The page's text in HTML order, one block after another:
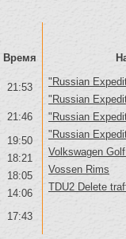
Время
21:53
21:46
19:50
18:21
18:05
14:06
17:43
"Russian
"Russian
"Russian
"Russian
Volkswagen
Vossen Rims
TDU2 Delete